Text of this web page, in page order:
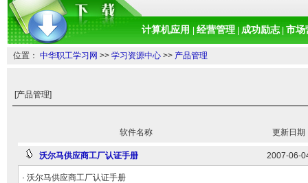
计算机应用 经营管理| 成功励志| 市
位置： 中华职工学习网 >> 学习资源中心 >> 产品管理
[产品管理]
软件名称 更新日期
沃尔马供应商工厂认证手册 2007-06-
· 沃尔马供应商工厂认证手册